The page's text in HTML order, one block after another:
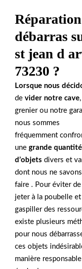
débarras
st jean d
73230 ?
Lorsque nous
de vider notre cave
grenier ou notre
nous sommes
fréquemment
une grande quantité
d’objets divers et
dont nous ne
faire . Pour éviter
jeter à la poubelle
gaspiller des
existe plusieurs
pour nous
ces objets
manière